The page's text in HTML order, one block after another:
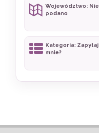
Województwo: Nie
podano
Kategoria: Zapytaj
mnie?